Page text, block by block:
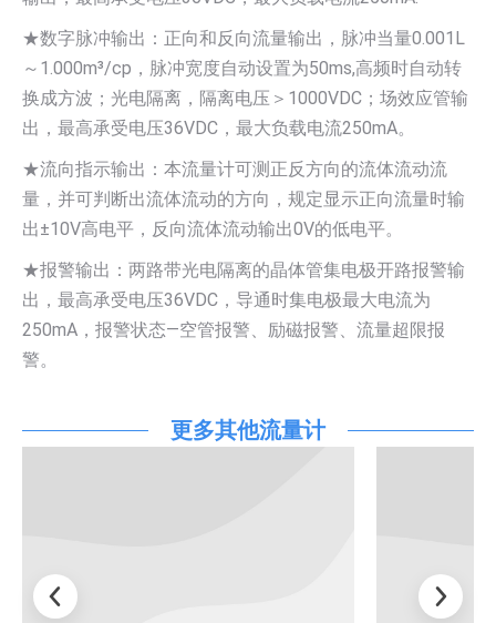
★数字脉冲输出：正向和反向流量输出，脉冲当量0.001L
～1.000m³/cp，脉冲宽度自动设置为50ms,高频时自动转
换成方波；光电隔离，隔离电压＞1000VDC；场效应管输
出，最高承受电压36VDC，最大负载电流250mA。
★流向指示输出：本流量计可测正反方向的流体流动流
量，并可判断出流体流动的方向，规定显示正向流量时输
出±10V高电平，反向流体流动输出0V的低电平。
★报警输出：两路带光电隔离的晶体管集电极开路报警输
出，最高承受电压36VDC，导通时集电极最大电流为
250mA，报警状态—空管报警、励磁报警、流量超限报
警。
更多其他流量计